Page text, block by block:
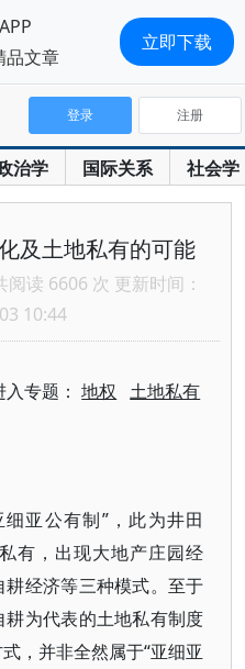
治学 国际关系 社会学
登录 注册
及土地私有的可能
阅读 6606 次 更新时间：
10:44
入专题：地权 土地私有
亚公有制”，此为井田
有，出现大地产庄园经
经济等三种模式。至于
为代表的土地私有制度
，并非全然属于“亚细亚
品文章
立即下载